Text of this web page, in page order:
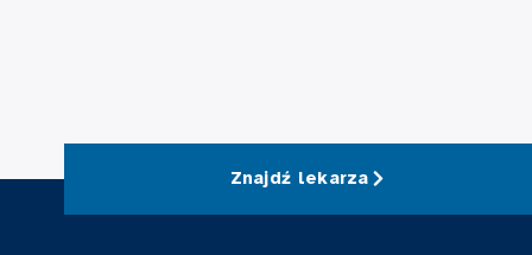
Znajdź lekarza